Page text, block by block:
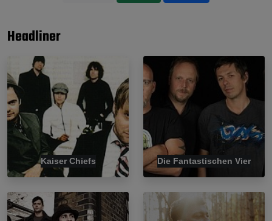
Headliner
Kaiser Chiefs Die Fantastischen Vier